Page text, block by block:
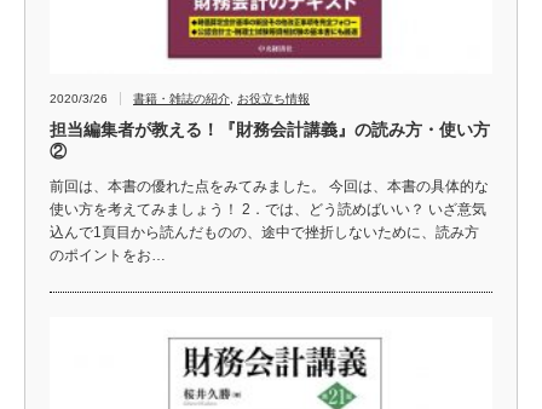
2020/3/26 書籍・雑誌の紹介 お役立ち情報
担当編集者が教える！『財務会計講義』の読み方・使い方
②
前回は、本書の優れた点をみてみました。 今回は、本書の具体的な
使い方を考えてみましょう！ 2．では、どう読めばいい？ いざ意気
込んで1頁目から読んだものの、途中で挫折しないために、読み方
のポイントをお…